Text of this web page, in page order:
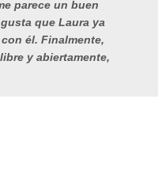
parece un buen
que Laura ya
él. Finalmente,
y abiertamente,